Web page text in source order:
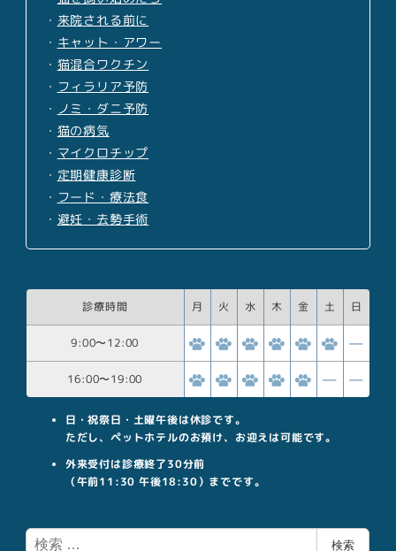
・ 来院される前に
・ キャット・アワー
・ 猫混合ワクチン
・ フィラリア予防
・ ノミ・ダニ予防
・ 猫の病気
・ マイクロチップ
・ 定期健康診断
・ フード・療法食
・ 避妊・去勢手術
診療時間 月 火 水 木 金 土 日
9:00〜12:00
16:00〜19:00
日・祝祭日・土曜午後は休診です。
ただし、ペットホテルのお預け、お迎えは可能です。
外来受付は診療終了30分前
（午前11:30 午後18:30）までです。
検
検索